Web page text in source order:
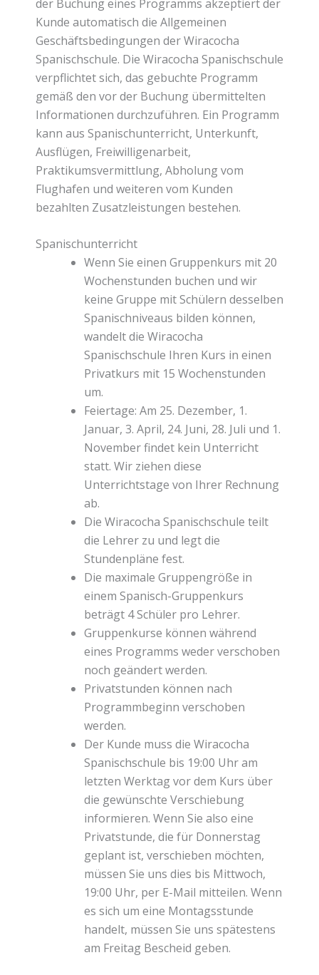
der Buchung eines Programms akzeptiert der
Kunde automatisch die Allgemeinen
Geschäftsbedingungen der Wiracocha
Spanischschule. Die Wiracocha Spanischschule
verpflichtet sich, das gebuchte Programm
gemäß den vor der Buchung übermittelten
Informationen durchzuführen. Ein Programm
kann aus Spanischunterricht, Unterkunft,
Ausflügen, Freiwilligenarbeit,
Praktikumsvermittlung, Abholung vom
Flughafen und weiteren vom Kunden
bezahlten Zusatzleistungen bestehen.
Spanischunterricht
Wenn Sie einen Gruppenkurs mit 20
Wochenstunden buchen und wir
keine Gruppe mit Schülern desselben
Spanischniveaus bilden können,
wandelt die Wiracocha
Spanischschule Ihren Kurs in einen
Privatkurs mit 15 Wochenstunden
um.
Feiertage: Am 25. Dezember, 1.
Januar, 3. April, 24. Juni, 28. Juli und 1.
November findet kein Unterricht
statt. Wir ziehen diese
Unterrichtstage von Ihrer Rechnung
ab.
Die Wiracocha Spanischschule teilt
die Lehrer zu und legt die
Stundenpläne fest.
Die maximale Gruppengröße in
einem Spanisch-Gruppenkurs
beträgt 4 Schüler pro Lehrer.
Gruppenkurse können während
eines Programms weder verschoben
noch geändert werden.
Privatstunden können nach
Programmbeginn verschoben
werden.
Der Kunde muss die Wiracocha
Spanischschule bis 19:00 Uhr am
letzten Werktag vor dem Kurs über
die gewünschte Verschiebung
informieren. Wenn Sie also eine
Privatstunde, die für Donnerstag
geplant ist, verschieben möchten,
müssen Sie uns dies bis Mittwoch,
19:00 Uhr, per E-Mail mitteilen. Wenn
es sich um eine Montagsstunde
handelt, müssen Sie uns spätestens
am Freitag Bescheid geben.